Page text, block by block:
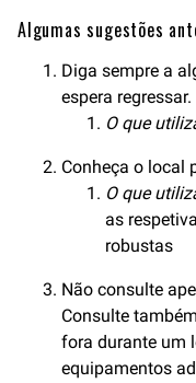
Algumas sugestões
Diga sempre a
espera regressar.
O que
Conheça o local
O que
as
robustas
Não consulte
Consulte
fora durante um
equipamentos